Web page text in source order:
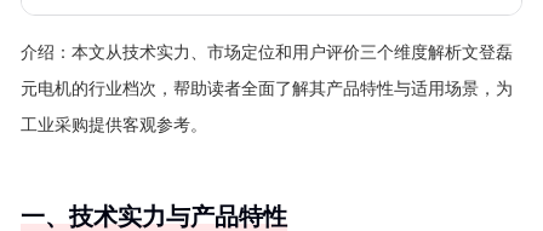
介绍： 本文从技术实力、市场定位和用户评价三个维度解析文登磊
元电机的行业档次，帮助读者全面了解其产品特性与适用场景，为
工业采购提供客观参考。
一、技术实力与产品特性